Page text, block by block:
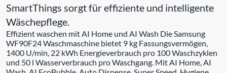
SmartThings sorgt für effiziente und intelligente
Wäschepflege.
Effizient waschen mit AI Home und AI Wash Die Samsung
WF90F24 Waschmaschine bietet 9 kg Fassungsvermögen,
1400 U/min, 22 kWh Energieverbrauch pro 100 Waschzyklen
und 50 l Wasserverbrauch pro Waschgang. Mit AI Home, AI